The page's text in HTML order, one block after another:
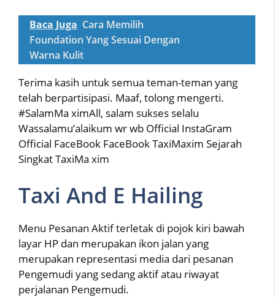
Baca Juga Cara Memilih
Foundation Yang Sesuai Dengan
Warna Kulit
Terima kasih untuk semua teman-teman yang
telah berpartisipasi. Maaf, tolong mengerti.
#SalamMa ximAll, salam sukses selalu
Wassalamu’alaikum wr wb Official InstaGram
Official FaceBook FaceBook TaxiMaxim Sejarah
Singkat TaxiMa xim
Taxi And E Hailing
Menu Pesanan Aktif terletak di pojok kiri bawah
layar HP dan merupakan ikon jalan yang
merupakan representasi media dari pesanan
Pengemudi yang sedang aktif atau riwayat
perjalanan Pengemudi.